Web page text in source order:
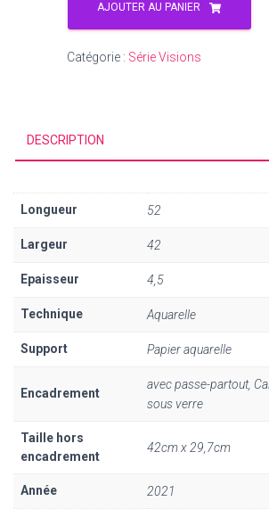
AJOUTER AU PANIER
Catégorie : Série Visions
DESCRIPTION
Longueur 52
Largeur 42
Epaisseur 4,5
Technique Aquarelle
Support Papier aquarelle
Encadrement
avec passe-partout,
sous verre
Taille hors
encadrement
42cm x 29,7cm
Année 2021